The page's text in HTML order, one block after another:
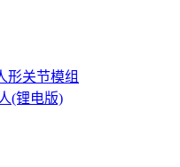
形关节模组
(锂电版)